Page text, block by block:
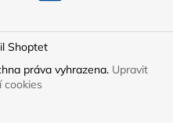
Shoptet
práva vyhrazena. Upravit
cookies